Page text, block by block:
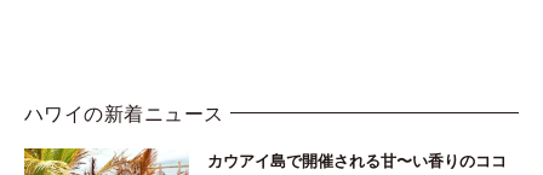
ハワイの新着ニュース
カウアイ島で開催される甘〜い香りのココ